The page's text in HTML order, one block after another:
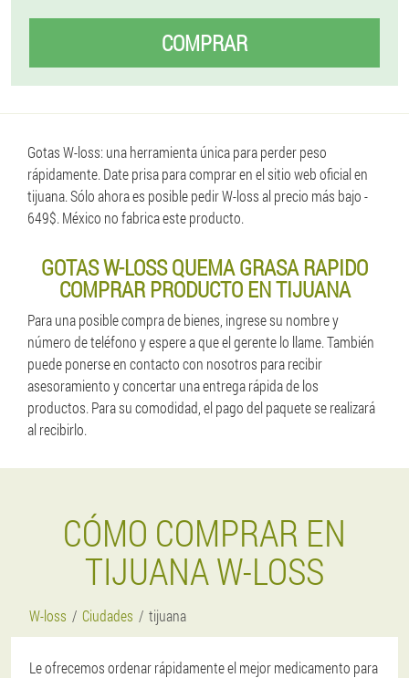
COMPRAR
Gotas W-loss: una herramienta única para perder peso
rápidamente. Date prisa para comprar en el sitio web oficial en
tijuana. Sólo ahora es posible pedir W-loss al precio más bajo -
649$. México no fabrica este producto.
GOTAS W-LOSS QUEMA GRASA RAPIDO
COMPRAR PRODUCTO EN TIJUANA
Para una posible compra de bienes, ingrese su nombre y
número de teléfono y espere a que el gerente lo llame. También
puede ponerse en contacto con nosotros para recibir
asesoramiento y concertar una entrega rápida de los
productos. Para su comodidad, el pago del paquete se realizará
al recibirlo.
CÓMO COMPRAR EN
TIJUANA W-LOSS
W-loss Ciudades tijuana
Le ofrecemos ordenar rápidamente el mejor medicamento para